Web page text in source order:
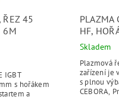
ŘEZ 45
6M
IGBT
s hořákem
a
PLAZMA
HF,
Skladem
Plazmová
zařízení je
s plnou
CEBORA,